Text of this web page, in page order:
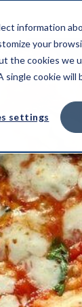
information
your
the cookies we
cookie
settings